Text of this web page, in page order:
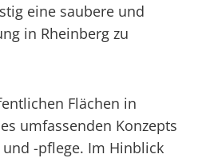
eine saubere und
in Rheinberg zu
Flächen in
umfassenden Konzepts
-pflege. Im Hinblick